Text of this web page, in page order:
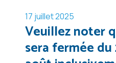
17 juillet 2025
Veuillez noter
sera fermée